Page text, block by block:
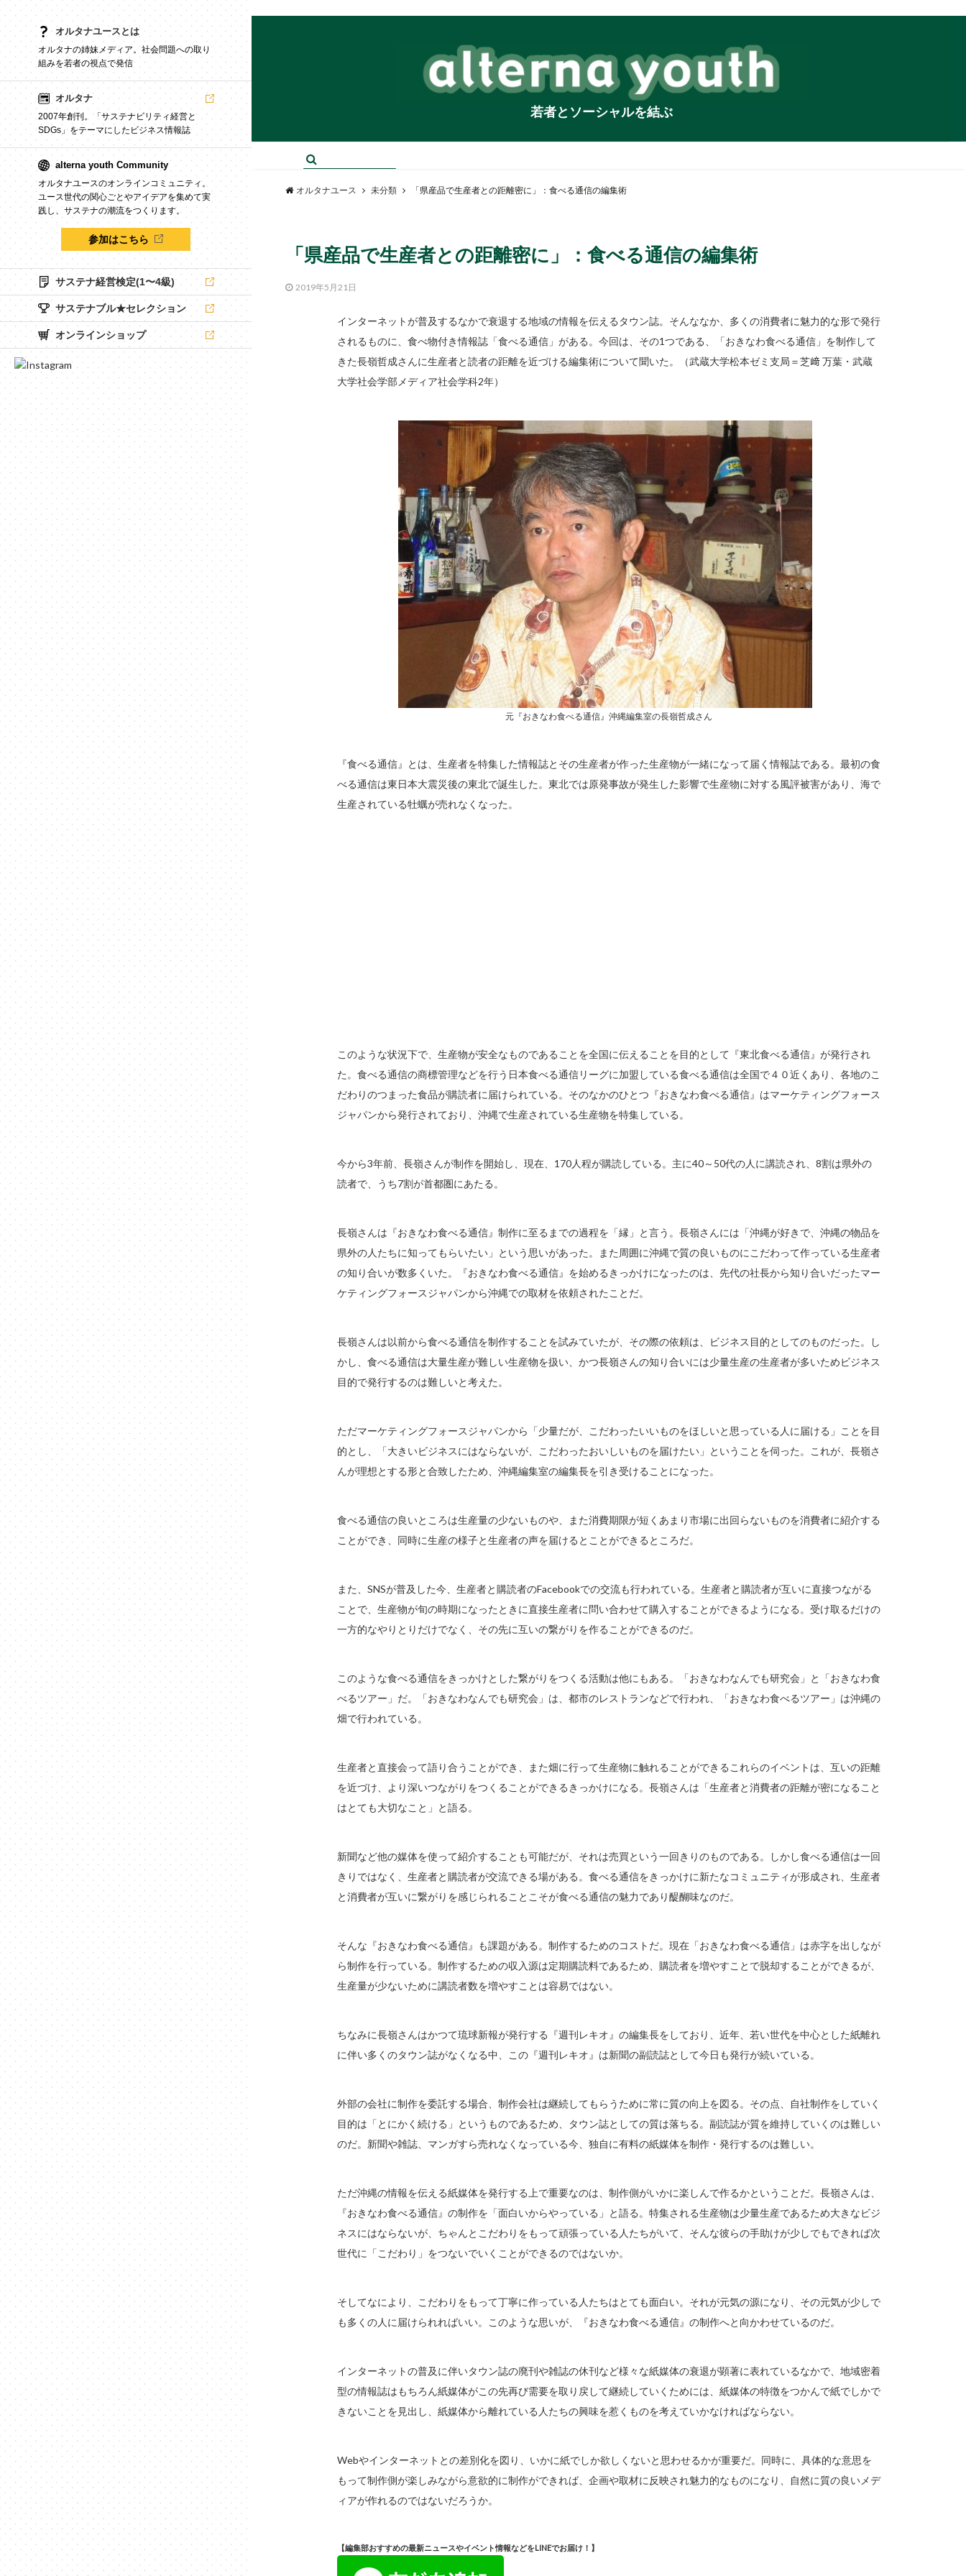
オルタナユースとは
オルタナの姉妹メディア。社会問題への取り
組みを若者の視点で発信
オルタナ
2007年創刊。「サステナビリティ経営と
SDGs」をテーマにしたビジネス情報誌
alterna youth Community
オルタナユースのオンラインコミュニティ。
ユース世代の関心ごとやアイデアを集めて実
践し、サステナの潮流をつくります。
参加はこちら
サステナ経営検定(1〜4級)
サステナブル★セレクション
オンラインショップ
若者とソーシャルを結ぶ
オルタナユース 未分類 「県産品で生産者との距離密に」：食べる通信の編集術
「県産品で生産者との距離密に」：食べる通信の編集術
2019年5月21日
インターネットが普及するなかで衰退する地域の情報を伝えるタウン誌。そんななか、多くの消費者に魅力的な形で発行
されるものに、食べ物付き情報誌「食べる通信」がある。今回は、その1つである、「おきなわ食べる通信」を制作して
きた長嶺哲成さんに生産者と読者の距離を近づける編集術について聞いた。（武蔵大学松本ゼミ支局＝芝﨑 万葉・武蔵
大学社会学部メディア社会学科2年）
元『おきなわ食べる通信』沖縄編集室の長嶺哲成さん
『食べる通信』とは、生産者を特集した情報誌とその生産者が作った生産物が一緒になって届く情報誌である。最初の食
べる通信は東日本大震災後の東北で誕生した。東北では原発事故が発生した影響で生産物に対する風評被害があり、海で
生産されている牡蠣が売れなくなった。
このような状況下で、生産物が安全なものであることを全国に伝えることを目的として『東北食べる通信』が発行され
た。食べる通信の商標管理などを行う日本食べる通信リーグに加盟している食べる通信は全国で４０近くあり、各地のこ
だわりのつまった食品が購読者に届けられている。そのなかのひとつ『おきなわ食べる通信』はマーケティングフォース
ジャパンから発行されており、沖縄で生産されている生産物を特集している。
今から3年前、長嶺さんが制作を開始し、現在、170人程が購読している。主に40～50代の人に講読され、8割は県外の
読者で、うち7割が首都圏にあたる。
長嶺さんは『おきなわ食べる通信』制作に至るまでの過程を「縁」と言う。長嶺さんには「沖縄が好きで、沖縄の物品を
県外の人たちに知ってもらいたい」という思いがあった。また周囲に沖縄で質の良いものにこだわって作っている生産者
の知り合いが数多くいた。『おきなわ食べる通信』を始めるきっかけになったのは、先代の社長から知り合いだったマー
ケティングフォースジャパンから沖縄での取材を依頼されたことだ。
長嶺さんは以前から食べる通信を制作することを試みていたが、その際の依頼は、ビジネス目的としてのものだった。し
かし、食べる通信は大量生産が難しい生産物を扱い、かつ長嶺さんの知り合いには少量生産の生産者が多いためビジネス
目的で発行するのは難しいと考えた。
ただマーケティングフォースジャパンから「少量だが、こだわったいいものをほしいと思っている人に届ける」ことを目
的とし、「大きいビジネスにはならないが、こだわったおいしいものを届けたい」ということを伺った。これが、長嶺さ
んが理想とする形と合致したため、沖縄編集室の編集長を引き受けることになった。
食べる通信の良いところは生産量の少ないものや、また消費期限が短くあまり市場に出回らないものを消費者に紹介する
ことができ、同時に生産の様子と生産者の声を届けるとことができるところだ。
また、SNSが普及した今、生産者と購読者のFacebookでの交流も行われている。生産者と購読者が互いに直接つながる
ことで、生産物が旬の時期になったときに直接生産者に問い合わせて購入することができるようになる。受け取るだけの
一方的なやりとりだけでなく、その先に互いの繋がりを作ることができるのだ。
このような食べる通信をきっかけとした繋がりをつくる活動は他にもある。「おきなわなんでも研究会」と「おきなわ食
べるツアー」だ。「おきなわなんでも研究会」は、都市のレストランなどで行われ、「おきなわ食べるツアー」は沖縄の
畑で行われている。
生産者と直接会って語り合うことができ、また畑に行って生産物に触れることができるこれらのイベントは、互いの距離
を近づけ、より深いつながりをつくることができるきっかけになる。長嶺さんは「生産者と消費者の距離が密になること
はとても大切なこと」と語る。
新聞など他の媒体を使って紹介することも可能だが、それは売買という一回きりのものである。しかし食べる通信は一回
きりではなく、生産者と購読者が交流できる場がある。食べる通信をきっかけに新たなコミュニティが形成され、生産者
と消費者が互いに繋がりを感じられることこそが食べる通信の魅力であり醍醐味なのだ。
そんな『おきなわ食べる通信』も課題がある。制作するためのコストだ。現在「おきなわ食べる通信」は赤字を出しなが
ら制作を行っている。制作するための収入源は定期購読料であるため、購読者を増やすことで脱却することができるが、
生産量が少ないために講読者数を増やすことは容易ではない。
ちなみに長嶺さんはかつて琉球新報が発行する『週刊レキオ』の編集長をしており、近年、若い世代を中心とした紙離れ
に伴い多くのタウン誌がなくなる中、この『週刊レキオ』は新聞の副読誌として今日も発行が続いている。
外部の会社に制作を委託する場合、制作会社は継続してもらうために常に質の向上を図る。その点、自社制作をしていく
目的は「とにかく続ける」というものであるため、タウン誌としての質は落ちる。副読誌が質を維持していくのは難しい
のだ。新聞や雑誌、マンガすら売れなくなっている今、独自に有料の紙媒体を制作・発行するのは難しい。
ただ沖縄の情報を伝える紙媒体を発行する上で重要なのは、制作側がいかに楽しんで作るかということだ。長嶺さんは、
『おきなわ食べる通信』の制作を「面白いからやっている」と語る。特集される生産物は少量生産であるため大きなビジ
ネスにはならないが、ちゃんとこだわりをもって頑張っている人たちがいて、そんな彼らの手助けが少しでもできれば次
世代に「こだわり」をつないでいくことができるのではないか。
そしてなにより、こだわりをもって丁寧に作っている人たちはとても面白い。それが元気の源になり、その元気が少しで
も多くの人に届けられればいい。このような思いが、『おきなわ食べる通信』の制作へと向かわせているのだ。
インターネットの普及に伴いタウン誌の廃刊や雑誌の休刊など様々な紙媒体の衰退が顕著に表れているなかで、地域密着
型の情報誌はもちろん紙媒体がこの先再び需要を取り戻して継続していくためには、紙媒体の特徴をつかんで紙でしかで
きないことを見出し、紙媒体から離れている人たちの興味を惹くものを考えていかなければならない。
Webやインターネットとの差別化を図り、いかに紙でしか欲しくないと思わせるかが重要だ。同時に、具体的な意思を
もって制作側が楽しみながら意欲的に制作ができれば、企画や取材に反映され魅力的なものになり、自然に質の良いメデ
ィアが作れるのではないだろうか。
【編集部おすすめの最新ニュースやイベント情報などをLINEでお届け！】